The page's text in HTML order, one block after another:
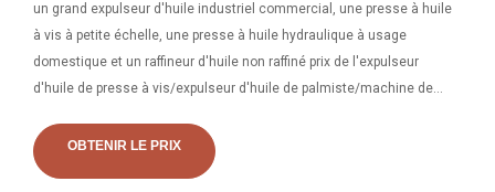
un grand expulseur d'huile industriel commercial, une presse à huile
à vis à petite échelle, une presse à huile hydraulique à usage
domestique et un raffineur d'huile non raffiné prix de l'expulseur
d'huile de presse à vis/expulseur d'huile de palmiste/machine de
avancées de traitement du pétrole, caractérisées par leur conception
simple, leur facilité d'utilisation, leur grande pertinence et leur
OBTENIR LE PRIX